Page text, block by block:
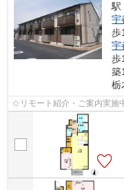
駅
宇
歩
宇
歩
築
栃
☆リモート紹介・ご案内実施